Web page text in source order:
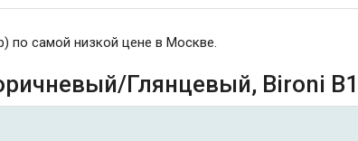
по самой низкой цене в Москве.
Глянцевый, Bironi